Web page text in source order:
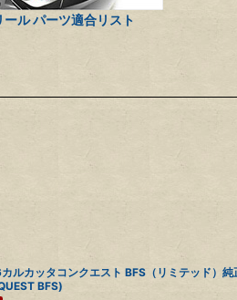
ール パーツ適合リスト
ルカッタコンクエスト BFS（リミテッド）純
BFS)